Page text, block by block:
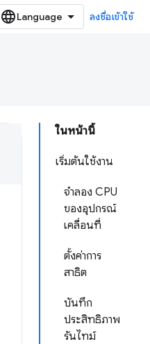
ลงชื่อเข้าใช้
ในหน้านี้
เริ่มต้นใช้งาน
จำลอง CPU
ของอุปกรณ์
เคลื่อนที่
ตั้งค่าการ
สาธิต
บันทึก
ประสิทธิภาพ
รันไทม์